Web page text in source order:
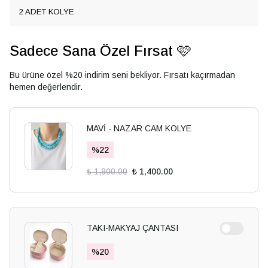
2 ADET KOLYE
Sadece Sana Özel Fırsat 🩷
Bu ürüne özel %20 indirim seni bekliyor. Fırsatı kaçırmadan
hemen değerlendir.
MAVİ - NAZAR CAM KOLYE
%22
₺ 1,800.00 ₺ 1,400.00
TAKI-MAKYAJ ÇANTASI
%20